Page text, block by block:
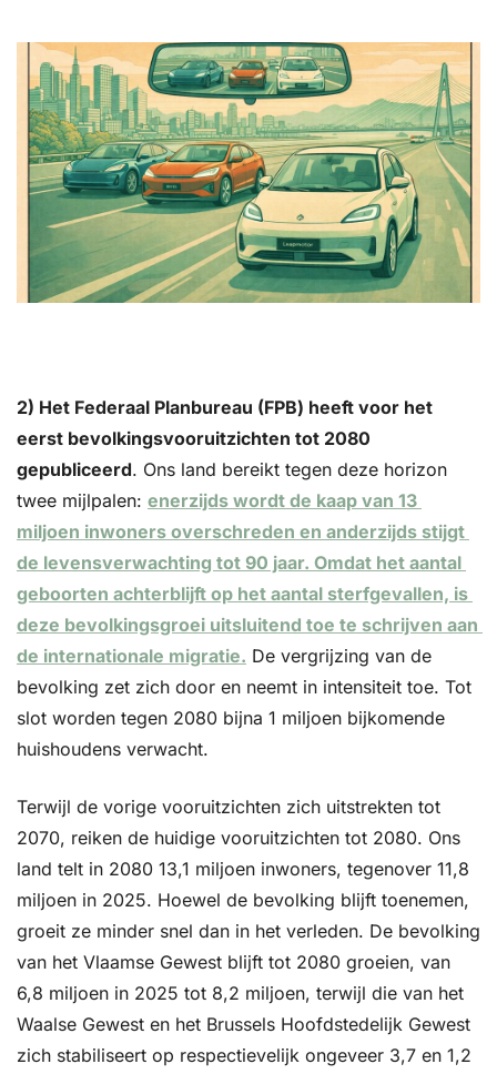
2) Het Federaal Planbureau (FPB) heeft voor het
eerst bevolkingsvooruitzichten tot 2080
gepubliceerd. Ons land bereikt tegen deze horizon
twee mijlpalen: enerzijds wordt de kaap van 13
miljoen inwoners overschreden en anderzijds stijgt
de levensverwachting tot 90 jaar. Omdat het aantal
geboorten achterblijft op het aantal sterfgevallen, is
deze bevolkingsgroei uitsluitend toe te schrijven aan
de internationale migratie. De vergrijzing van de
bevolking zet zich door en neemt in intensiteit toe. Tot
slot worden tegen 2080 bijna 1 miljoen bijkomende
huishoudens verwacht.
Terwijl de vorige vooruitzichten zich uitstrekten tot
2070, reiken de huidige vooruitzichten tot 2080. Ons
land telt in 2080 13,1 miljoen inwoners, tegenover 11,8
miljoen in 2025. Hoewel de bevolking blijft toenemen,
groeit ze minder snel dan in het verleden. De bevolking
van het Vlaamse Gewest blijft tot 2080 groeien, van
6,8 miljoen in 2025 tot 8,2 miljoen, terwijl die van het
Waalse Gewest en het Brussels Hoofdstedelijk Gewest
zich stabiliseert op respectievelijk ongeveer 3,7 en 1,2